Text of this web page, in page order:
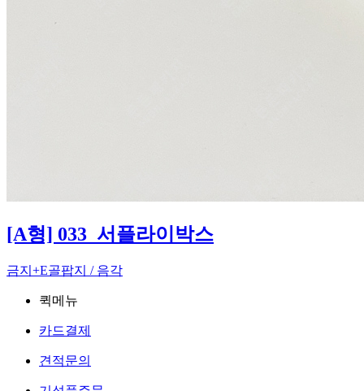
[A형] 033_서플라이박스
금지+E골팝지 / 음각
퀵메뉴
카드결제
견적문의